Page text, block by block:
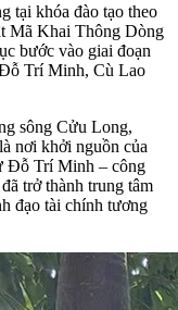
tại khóa đào tạo theo
Mã Khai Thông Dòng
bước vào giai đoạn
Trí Minh, Cù Lao
sông Cửu Long,
nơi khởi nguồn của
Đỗ Trí Minh – công
trở thành trung tâm
đạo tài chính tương